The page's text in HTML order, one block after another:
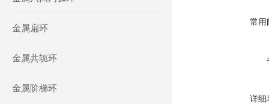
金属扁环
金属共轭环
金属阶梯环
常用
详细